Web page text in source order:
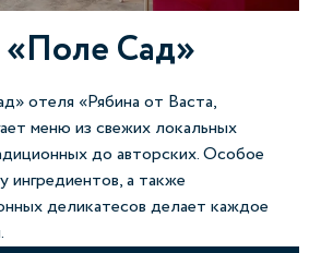
«Поле Сад»
отеля «Рябина от Васта,
меню из свежих локальных
до авторских. Особое
ингредиентов, а также
деликатесов делает каждое